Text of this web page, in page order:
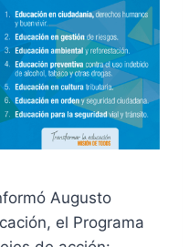
Augusto
el Programa